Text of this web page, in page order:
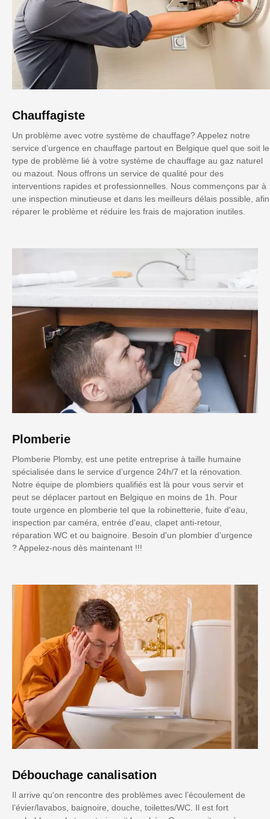
Chauffagiste
Un problème avec votre système de chauffage? Appelez notre
service d’urgence en chauffage partout en Belgique quel que soit le
type de problème lié à votre système de chauffage au gaz naturel
ou mazout. Nous offrons un service de qualité pour des
interventions rapides et professionnelles. Nous commençons par à
une inspection minutieuse et dans les meilleurs délais possible, afin
réparer le problème et réduire les frais de majoration inutiles.
Plomberie
Plomberie Plomby, est une petite entreprise à taille humaine
spécialisée dans le service d’urgence 24h/7 et la rénovation.
Notre équipe de plombiers qualifiés est là pour vous servir et
peut se déplacer partout en Belgique en moins de 1h. Pour
toute urgence en plomberie tel que la robinetterie, fuite d'eau,
inspection par caméra, entrée d'eau, clapet anti-retour,
réparation WC et ou baignoire. Besoin d'un plombier d'urgence
? Appelez-nous dès maintenant !!!
Débouchage canalisation
Il arrive qu'on rencontre des problèmes avec l’écoulement de
l’évier/lavabos, baignoire, douche, toilettes/WC. Il est fort